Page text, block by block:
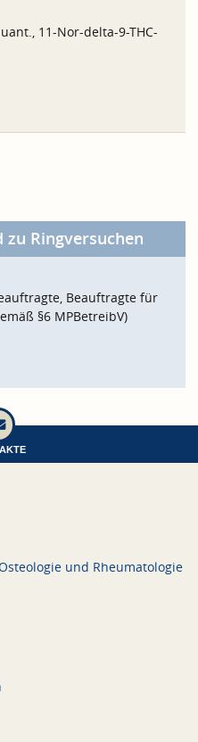
11-Nor-delta-9-THC-
zu Ringversuchen
Beauftragte für
§6 MPBetreibV)
und Rheumatologie